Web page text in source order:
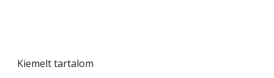
Kiemelt tartalom